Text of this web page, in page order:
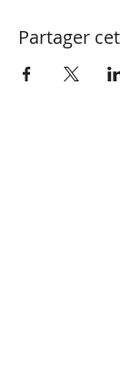
Partager